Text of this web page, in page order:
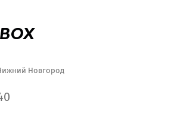
Новгород